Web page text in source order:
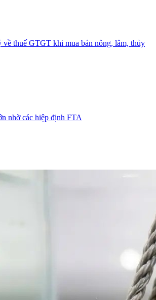
thuế GTGT khi mua bán nông, lâm, thủy
nhờ các hiệp định FTA